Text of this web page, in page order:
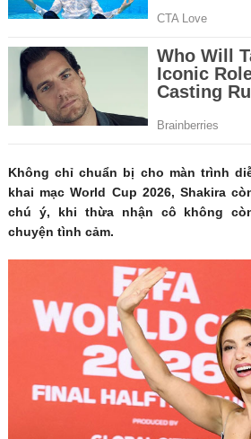
Không chỉ chuẩn bị cho màn trình
khai mạc World Cup 2026, Shakira
chú ý, khi thừa nhận cô không
chuyện tình cảm.